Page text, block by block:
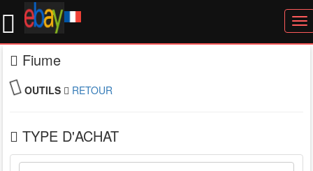
Fiume
OUTILS RETOUR
TYPE D'ACHAT